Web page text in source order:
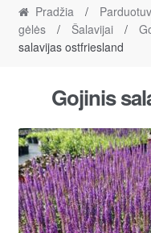
Pradžia /
gėlės
/ Šalavijai /
salavijas ostfriesland
Gojinis